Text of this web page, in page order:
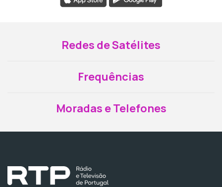
Redes de Satélites
Frequências
Moradas e Telefones